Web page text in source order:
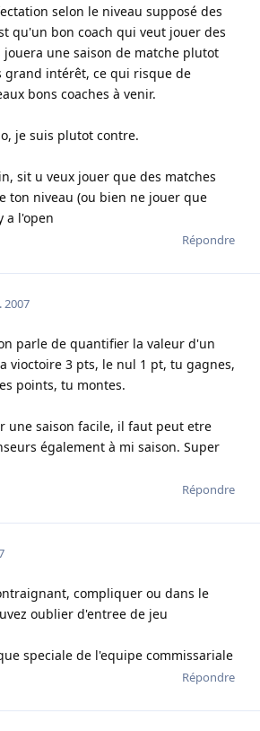
selon le niveau supposé des
qu'un bon coach qui veut jouer des
une saison de matche plutot
grand intérêt, ce qui risque de
bons coaches à venir.
je suis plutot contre.
sit u veux jouer que des matches
ton niveau (ou bien ne jouer que
a l'open
Répondre
2007
parle de quantifier la valeur d'un
vioctoire 3 pts, le nul 1 pt, tu gagnes,
points, tu montes.
une saison facile, il faut peut etre
également à mi saison. Super
Répondre
compliquer ou dans le
oublier d'entree de jeu
speciale de l'equipe commissariale
Répondre